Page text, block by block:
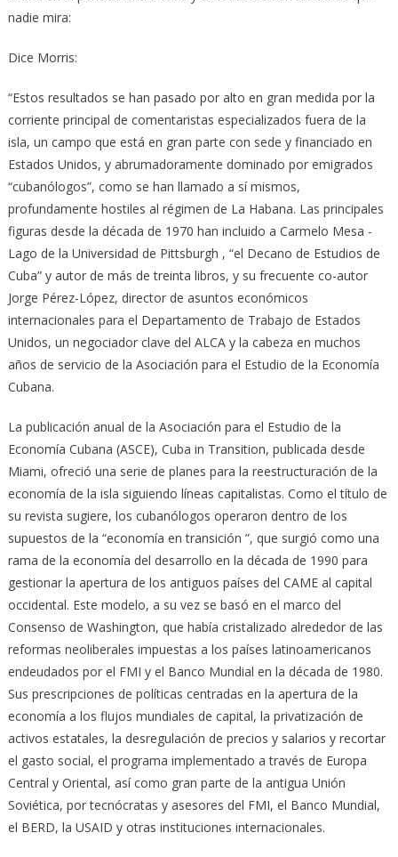
nadie mira:
Dice Morris:
“Estos resultados se han pasado por alto en gran medida por la
corriente principal de comentaristas especializados fuera de la
isla, un campo que está en gran parte con sede y financiado en
Estados Unidos, y abrumadoramente dominado por emigrados
“cubanólogos”, como se han llamado a sí mismos,
profundamente hostiles al régimen de La Habana. Las principales
figuras desde la década de 1970 han incluido a Carmelo Mesa -
Lago de la Universidad de Pittsburgh , “el Decano de Estudios de
Cuba” y autor de más de treinta libros, y su frecuente co-autor
Jorge Pérez-López, director de asuntos económicos
internacionales para el Departamento de Trabajo de Estados
Unidos, un negociador clave del ALCA y la cabeza en muchos
años de servicio de la Asociación para el Estudio de la Economía
Cubana.
La publicación anual de la Asociación para el Estudio de la
Economía Cubana (ASCE), Cuba in Transition, publicada desde
Miami, ofreció una serie de planes para la reestructuración de la
economía de la isla siguiendo líneas capitalistas. Como el título de
su revista sugiere, los cubanólogos operaron dentro de los
supuestos de la “economía en transición ”, que surgió como una
rama de la economía del desarrollo en la década de 1990 para
gestionar la apertura de los antiguos países del CAME al capital
occidental. Este modelo, a su vez se basó en el marco del
Consenso de Washington, que había cristalizado alrededor de las
reformas neoliberales impuestas a los países latinoamericanos
endeudados por el FMI y el Banco Mundial en la década de 1980.
Sus prescripciones de políticas centradas en la apertura de la
economía a los flujos mundiales de capital, la privatización de
activos estatales, la desregulación de precios y salarios y recortar
el gasto social, el programa implementado a través de Europa
Central y Oriental, así como gran parte de la antigua Unión
Soviética, por tecnócratas y asesores del FMI, el Banco Mundial,
el BERD, la USAID y otras instituciones internacionales.